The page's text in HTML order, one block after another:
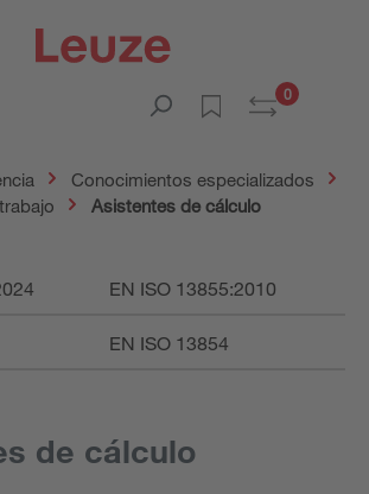
0
Conocimientos especializados
Asistentes de cálculo
EN ISO 13855:2010
EN ISO 13854
de cálculo